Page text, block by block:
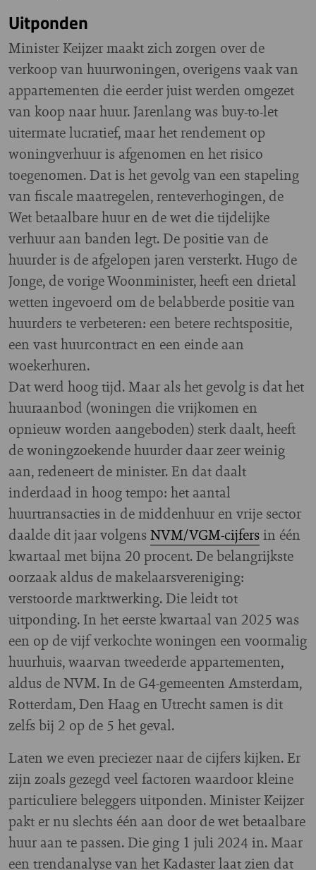
Uitponden
Minister Keijzer maakt zich zorgen over de
verkoop van huurwoningen, overigens vaak van
appartementen die eerder juist werden omgezet
van koop naar huur. Jarenlang was buy-to-let
uitermate lucratief, maar het rendement op
woningverhuur is afgenomen en het risico
toegenomen. Dat is het gevolg van een stapeling
van fiscale maatregelen, renteverhogingen, de
Wet betaalbare huur en de wet die tijdelijke
verhuur aan banden legt. De positie van de
huurder is de afgelopen jaren versterkt. Hugo de
Jonge, de vorige Woonminister, heeft een drietal
wetten ingevoerd om de belabberde positie van
huurders te verbeteren: een betere rechtspositie,
een vast huurcontract en een einde aan
woekerhuren.
Dat werd hoog tijd. Maar als het gevolg is dat het
huuraanbod (woningen die vrijkomen en
opnieuw worden aangeboden) sterk daalt, heeft
de woningzoekende huurder daar zeer weinig
aan, redeneert de minister. En dat daalt
inderdaad in hoog tempo: het aantal
huurtransacties in de middenhuur en vrije sector
daalde dit jaar volgens NVM/VGM-cijfersin één
kwartaal met bijna 20 procent. De belangrijkste
oorzaak aldus de makelaarsvereniging:
verstoorde marktwerking. Die leidt tot
uitponding. In het eerste kwartaal van 2025 was
een op de vijf verkochte woningen een voormalig
huurhuis, waarvan tweederde appartementen,
aldus de NVM. In de G4-gemeenten Amsterdam,
Rotterdam, Den Haag en Utrecht samen is dit
zelfs bij 2 op de 5 het geval.
Laten we even preciezer naar de cijfers kijken. Er
zijn zoals gezegd veel factoren waardoor kleine
particuliere beleggers uitponden. Minister Keijzer
pakt er nu slechts één aan door de wet betaalbare
huur aan te passen. Die ging 1 juli 2024 in. Maar
een trendanalyse van het Kadaster laat zien dat